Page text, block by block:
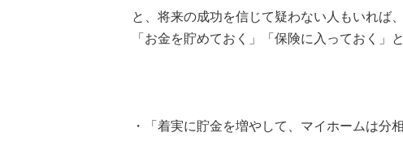
と、将来の成功を信じて疑わない人もいれば
「お金を貯めておく」「保険に入っておく」
・「着実に貯金を増やして、マイホームは分